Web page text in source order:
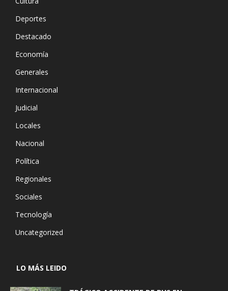
Deportes
Destacado
Economía
Generales
Internacional
Judicial
Locales
Nacional
Política
Regionales
Sociales
Tecnología
Uncategorized
LO MÁS LEIDO